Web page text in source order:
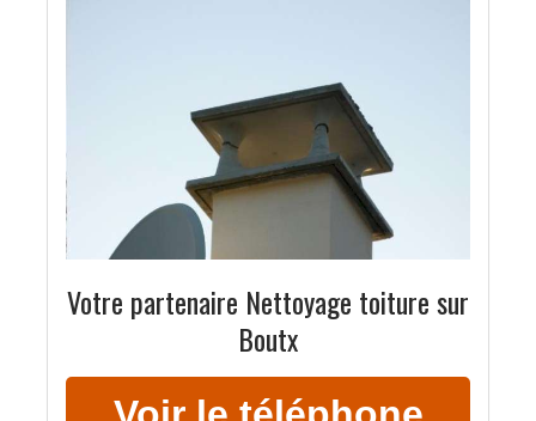
Votre partenaire Nettoyage toiture sur
Boutx